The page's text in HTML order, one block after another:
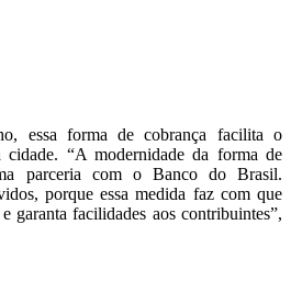
essa forma de cobrança facilita o
cidade. “A modernidade da forma de
parceria com o Banco do Brasil.
porque essa medida faz com que
garanta facilidades aos contribuintes”,